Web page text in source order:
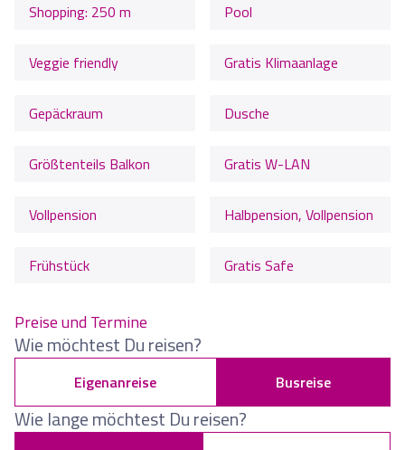
Shopping: 250 m Pool
Veggie friendly Gratis Klimaanlage
Gepäckraum Dusche
Größtenteils Balkon Gratis W-LAN
Vollpension Halbpension, Vollpension
Frühstück Gratis Safe
Preise und Termine
Wie möchtest Du reisen?
Eigenanreise Busreise
Wie lange möchtest Du reisen?